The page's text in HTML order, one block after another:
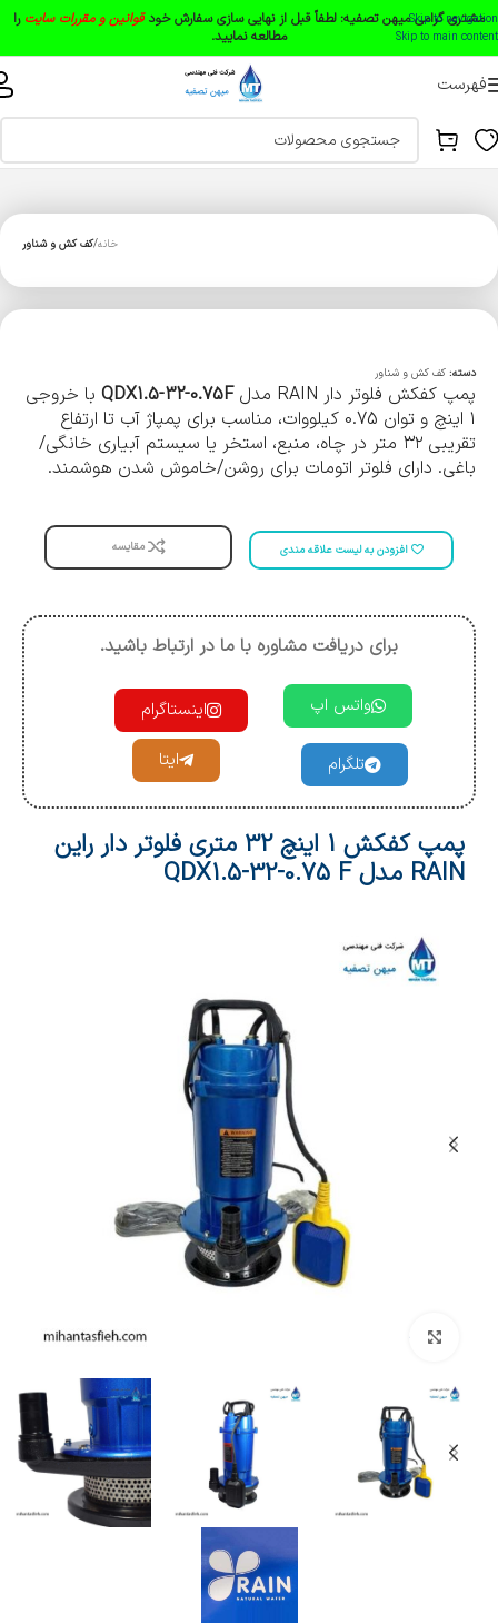
Skip to navigation
Skip to main content
مشتری گرامی میهن تصفیه: لطفاً قبل از نهایی سازی سفارش خودقوانین و مقررات سایت را
مطالعه نمایید.
فهرست
خانه کف کش و شناور
دسته: کف کش و شناور
پمپ کفکش فلوتر دار RAIN مدل QDX1.5-32-0.75F با خروجی
۱ اینچ و توان 0.75 کیلووات، مناسب برای پمپاژ آب تا ارتفاع
تقریبی ۳۲ متر در چاه، منبع، استخر یا سیستم آبیاری خانگی/
باغی. دارای فلوتر اتومات برای روشن/خاموش شدن هوشمند.
افزودن به لیست علاقه مندی مقایسه
برای دریافت مشاوره با ما در ارتباط باشید.
واتس اپ اینستاگرام
تلگرام ایتا
پمپ کفکش 1 اینچ 32 متری فلوتر دار راین
RAIN مدل QDX1.5-32-0.75 F